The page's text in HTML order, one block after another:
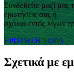
Συνδεθείτε μαζί μας
ερωτήσεις σας ή
σχόλια εντός λίγων
ΕΡΩΤΗΣΗ ΤΩΡΑ
Σχετικά με